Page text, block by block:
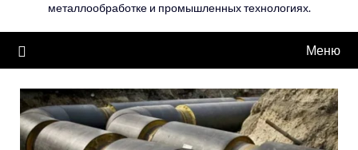
металлообработке и промышленных технологиях.
Меню